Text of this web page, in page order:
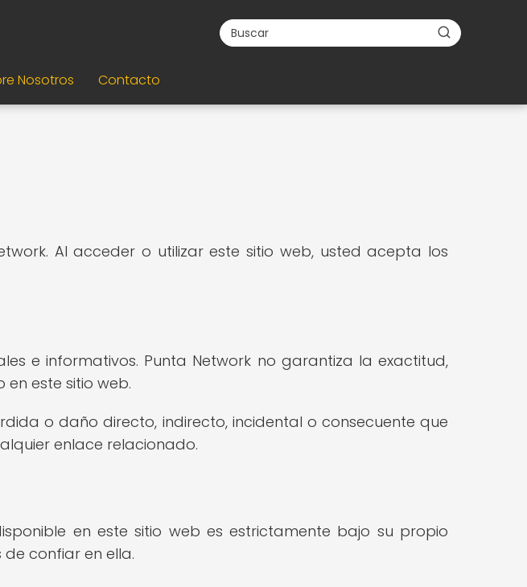
Nosotros Contacto
Al acceder o utilizar este sitio web, usted acepta los
e informativos. Punta Network no garantiza la exactitud,
este sitio web.
o daño directo, indirecto, incidental o consecuente que
enlace relacionado.
en este sitio web es estrictamente bajo su propio
confiar en ella.